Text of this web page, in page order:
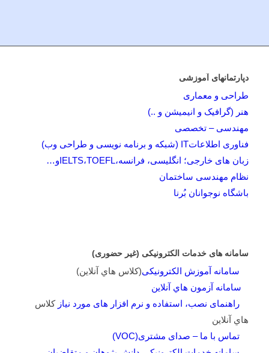
دپارتمانهای آموزشی
طراحی و معماری
هنر (گرافیک و انیمیشن و ..)
مهندسی – تخصصی
فناوری اطلاعاتIT (شبکه و برنامه نویسی و طراحی وب)
زبان های خارجی؛ انگلیسی، فرانسه،IELTS،TOEFLو…
نظام مهندسی ساختمان
باشگاه نوجوانان بُرنا
سامانه های خدمات الکترونیکی (غیر حضوری)
سامانه آموزش الکترونیکی(کلاس هاي آنلاين)
سامانه آزمون هاي آنلاين
راهنمای نصب، استفاده و نرم افزار های مورد نیاز کلاس
هاي آنلاين
تماس با ما – صدای مشتری(VOC)